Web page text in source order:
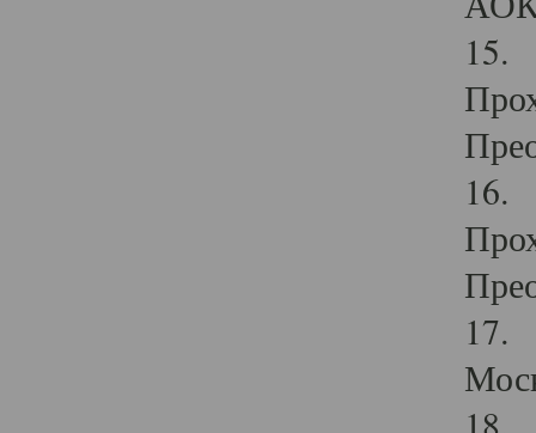
15.
16.
17.